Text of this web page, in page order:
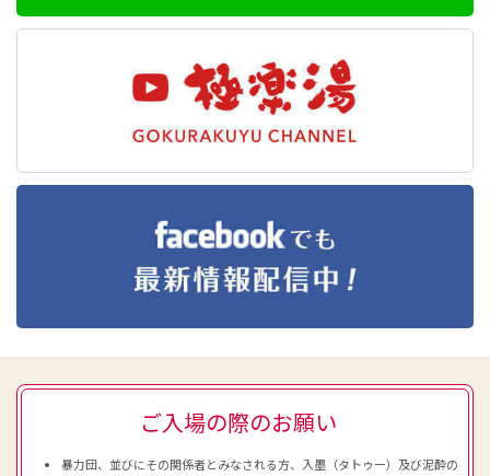
ご入場の際のお願い
暴力団、並びにその関係者とみなされる方、入墨（タトゥー）及び泥酔の